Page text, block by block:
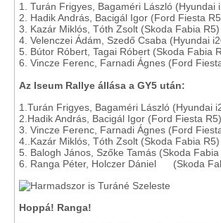
1. Turán Frigyes, Bagaméri László (Hyundai
2. Hadik András, Bacigál Igor (Ford Fiesta
3. Kazár Miklós, Tóth Zsolt (Skoda Fabia R5)
4. Velenczei Ádám, Szedő Csaba (Hyundai
5. Bútor Róbert, Tagai Róbert (Skoda Fabia
6. Vincze Ferenc, Farnadi Ágnes (Ford
Az Iseum Rallye állása a GY5 után:
1.Turán Frigyes, Bagaméri László (Hyundai
2.Hadik András, Bacigál Igor (Ford Fiesta
3. Vincze Ferenc, Farnadi Ágnes (Ford
4..Kazár Miklós, Tóth Zsolt (Skoda Fabia
5. Balogh János, Szőke Tamás (Skoda
6. Ranga Péter, Holczer Dániel (Skoda
Hoppá! Ranga!